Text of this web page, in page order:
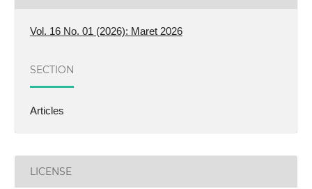
Vol. 16 No. 01 (2026): Maret 2026
SECTION
Articles
LICENSE